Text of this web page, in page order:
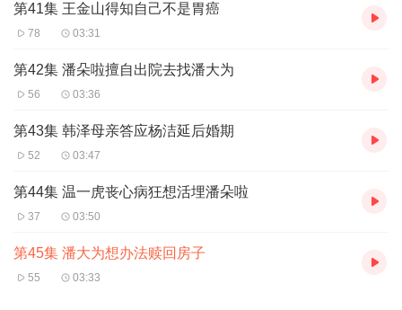
第41集 王金山得知自己不是胃癌
78 03:31
第42集 潘朵啦擅自出院去找潘大为
56 03:36
第43集 韩泽母亲答应杨洁延后婚期
52 03:47
第44集 温一虎丧心病狂想活埋潘朵啦
37 03:50
第45集 潘大为想办法赎回房子
55 03:33